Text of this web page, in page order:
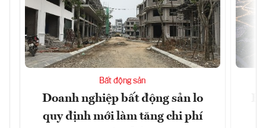
Bất động sản
Doanh nghiệp bất động sản lo
quy định mới làm tăng chi phí